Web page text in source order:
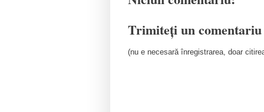
Trimiteți un comentariu
(nu e necesară înregistrarea, doar